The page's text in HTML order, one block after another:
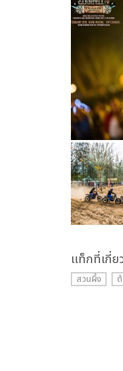
เเท็กที่เกี่
สวนผึ้ง